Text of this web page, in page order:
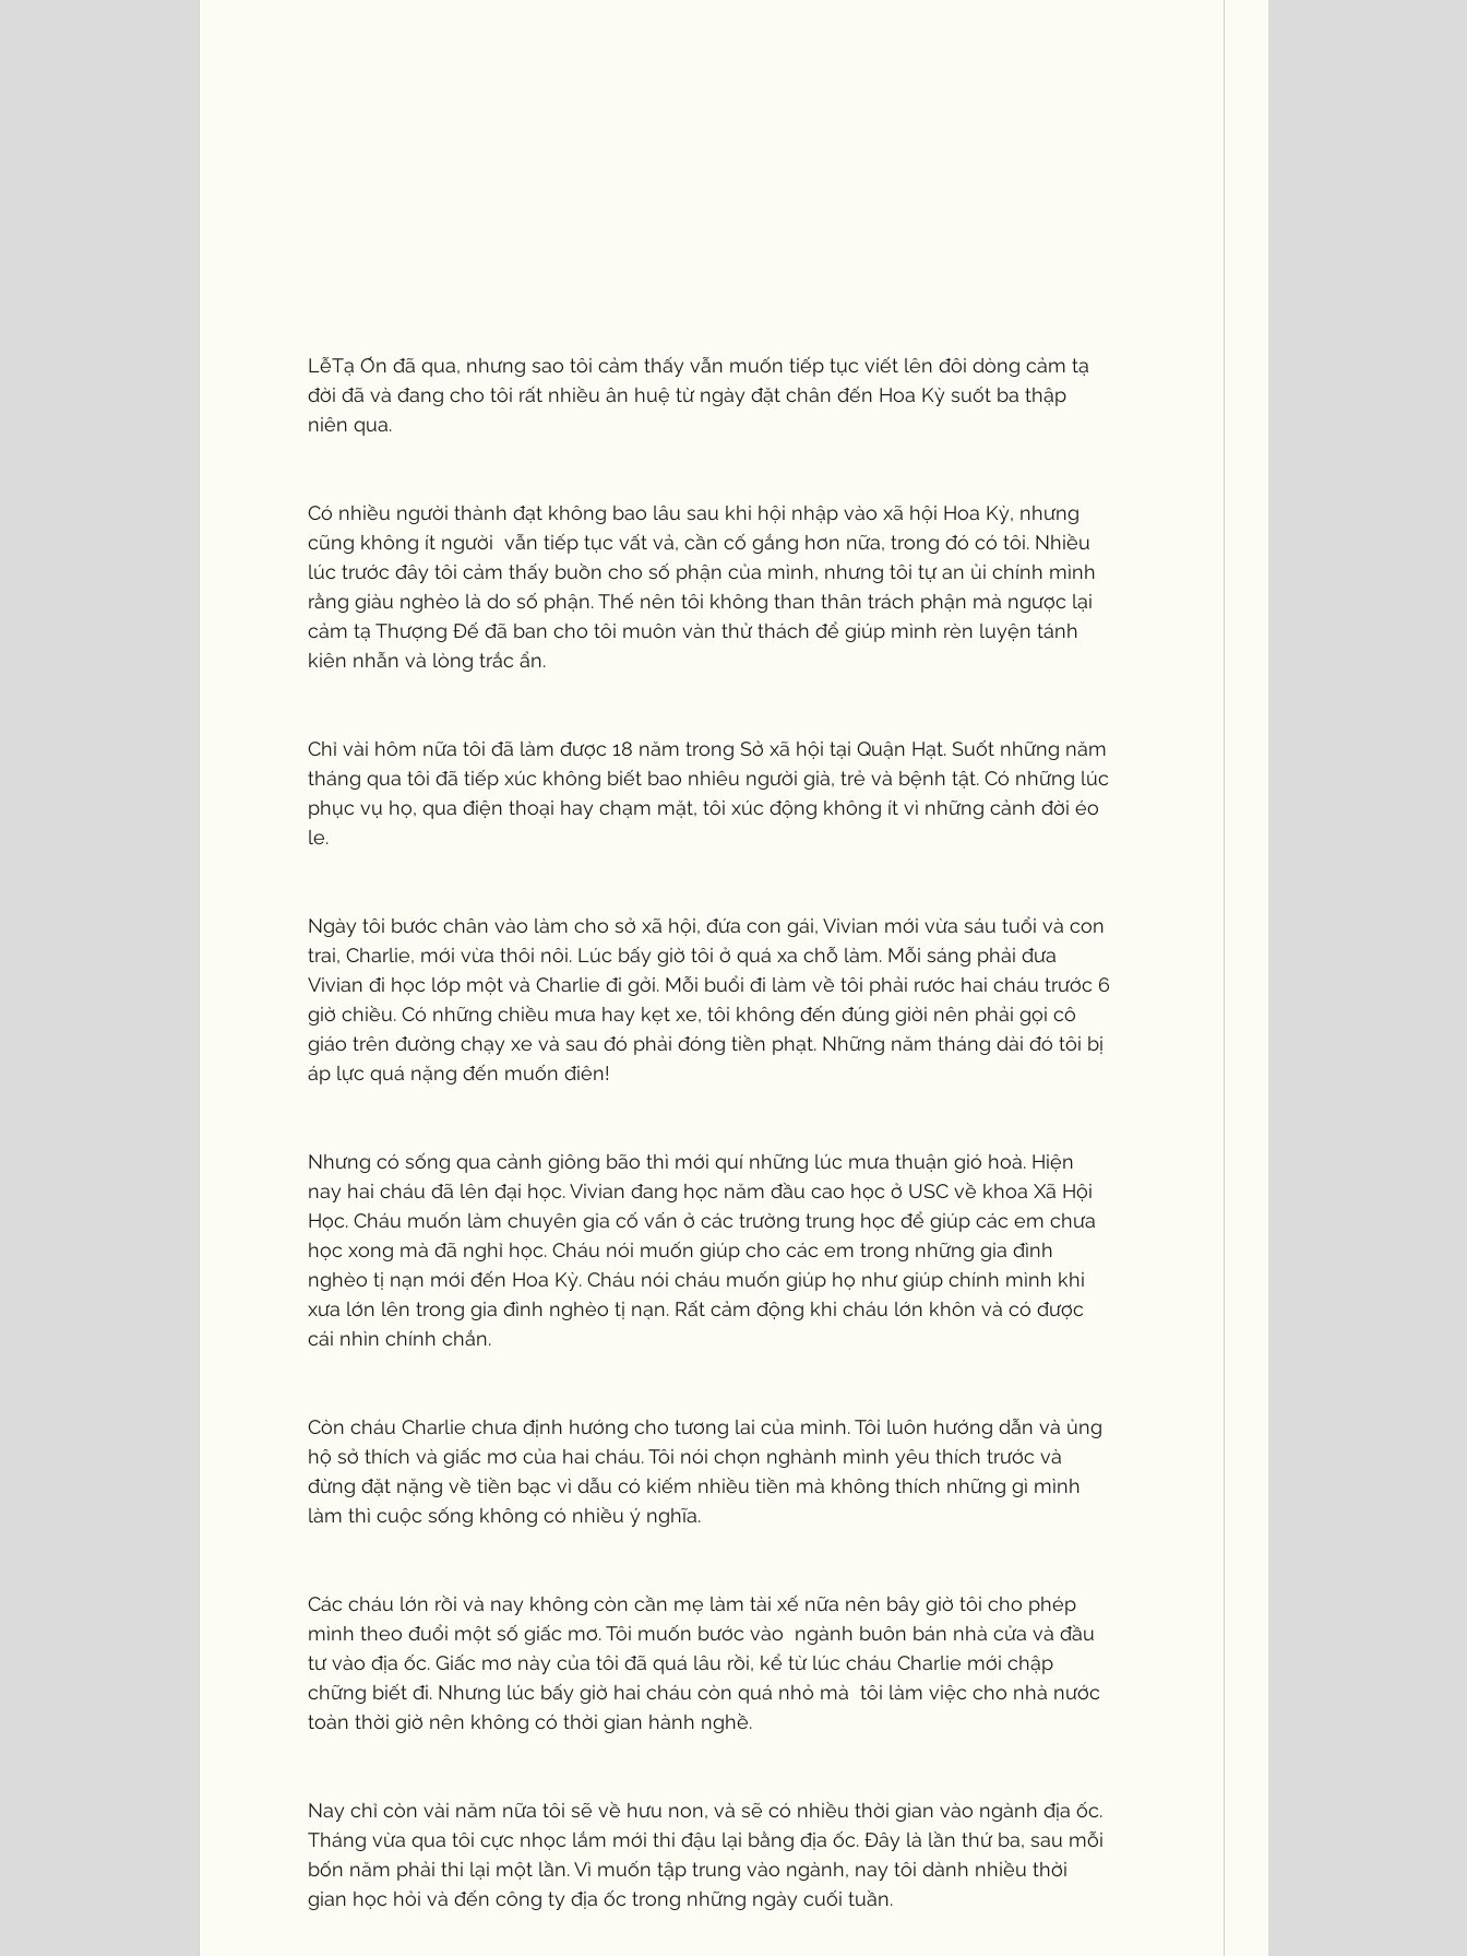
LễTạ Ơn đã qua, nhưng sao tôi cảm thấy vẫn muốn tiếp tục viết lên đôi dòng cảm tạ
đời đã và đang cho tôi rất nhiều ân huệ từ ngày đặt chân đến Hoa Kỳ suốt ba thập
niên qua.
Có nhiều người thành đạt không bao lâu sau khi hội nhập vào xã hội Hoa Kỳ, nhưng
cũng không ít người  vẫn tiếp tục vất vả, cần cố gắng hơn nữa, trong đó có tôi. Nhiều
lúc trước đây tôi cảm thấy buồn cho số phận của mình, nhưng tôi tự an ủi chính mình
rằng giàu nghèo là do số phận. Thế nên tôi không than thân trách phận mà ngược lại
cảm tạ Thượng Đế đã ban cho tôi muôn vàn thử thách để giúp mình rèn luyện tánh
kiên nhẫn và lòng trắc ẩn.
Chỉ vài hôm nữa tôi đã làm được 18 năm trong Sở xã hội tại Quận Hạt. Suốt những năm
tháng qua tôi đã tiếp xúc không biết bao nhiêu người già, trẻ và bệnh tật. Có những lúc
phục vụ họ, qua điện thoại hay chạm mặt, tôi xúc động không ít vì những cảnh đời éo
le.
Ngày tôi bước chân vào làm cho sở xã hội, đứa con gái, Vivian mới vừa sáu tuổi và con
trai, Charlie, mới vừa thôi nôi. Lúc bấy giờ tôi ở quá xa chỗ làm. Mỗi sáng phải đưa
Vivian đi học lớp một và Charlie đi gởi. Mỗi buổi đi làm về tôi phải rước hai cháu trước 6
giờ chiều. Có những chiều mưa hay kẹt xe, tôi không đến đúng giời nên phải gọi cô
giáo trên đường chạy xe và sau đó phải đóng tiền phạt. Những năm tháng dài đó tôi bị
áp lực quá nặng đến muốn điên!
Nhưng có sống qua cảnh giông bão thì mới quí những lúc mưa thuận gió hoà. Hiện
nay hai cháu đã lên đại học. Vivian đang học năm đầu cao học ở USC về khoa Xã Hội
Học. Cháu muốn làm chuyên gia cố vấn ở các trường trung học để giúp các em chưa
học xong mà đã nghỉ học. Cháu nói muốn giúp cho các em trong những gia đình
nghèo tị nạn mới đến Hoa Kỳ. Cháu nói cháu muốn giúp họ như giúp chính mình khi
xưa lớn lên trong gia đình nghèo tị nạn. Rất cảm động khi cháu lớn khôn và có được
cái nhìn chính chắn.
Còn cháu Charlie chưa định hướng cho tương lai của mình. Tôi luôn hướng dẫn và ủng
hộ sở thích và giấc mơ của hai cháu. Tôi nói chọn nghành mình yêu thích trước và
đừng đặt nặng về tiền bạc vì dẫu có kiếm nhiều tiền mà không thích những gì mình
làm thì cuộc sống không có nhiều ý nghĩa.
Các cháu lớn rồi và nay không còn cần mẹ làm tài xế nữa nên bây giờ tôi cho phép
mình theo đuổi một số giấc mơ. Tôi muốn bước vào  ngành buôn bán nhà cửa và đầu
tư vào địa ốc. Giấc mơ này của tôi đã quá lâu rồi, kể từ lúc cháu Charlie mới chập
chững biết đi. Nhưng lúc bấy giờ hai cháu còn quá nhỏ mà  tôi làm việc cho nhà nước
toàn thời giờ nên không có thời gian hành nghề.
Nay chỉ còn vài năm nữa tôi sẽ về hưu non, và sẽ có nhiều thời gian vào ngành địa ốc.
Tháng vừa qua tôi cực nhọc lắm mới thi đậu lại bằng địa ốc. Đây là lần thứ ba, sau mỗi
bốn năm phải thi lại một lần. Vì muốn tập trung vào ngành, nay tôi dành nhiều thời
gian học hỏi và đến công ty địa ốc trong những ngày cuối tuần.